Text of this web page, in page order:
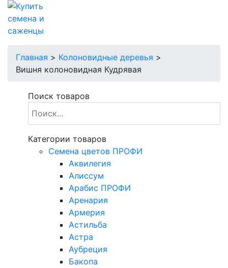
Главная > Колоновидные деревья >
Вишня колоновидная Кудрявая
Поиск товаров
Категории товаров
Cемена цветов ПРОФИ
Аквилегия
Алиссум
Арабис ПРОФИ
Аренария
Армерия
Астильба
Астра
Аубреция
Бакопа